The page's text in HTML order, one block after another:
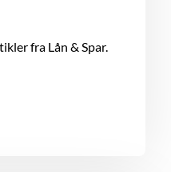
fra Lån & Spar.